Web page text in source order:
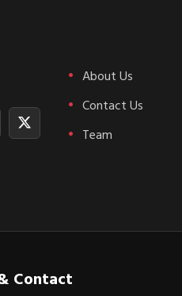
About Us
Contact Us
Team
Contact